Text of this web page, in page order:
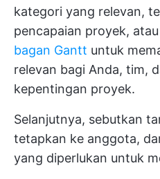
kategori yang relevan,
pencapaian proyek,
bagan Gantt untuk
relevan bagi Anda, tim,
kepentingan proyek.
Selanjutnya, sebutkan
tetapkan ke anggota,
yang diperlukan untuk